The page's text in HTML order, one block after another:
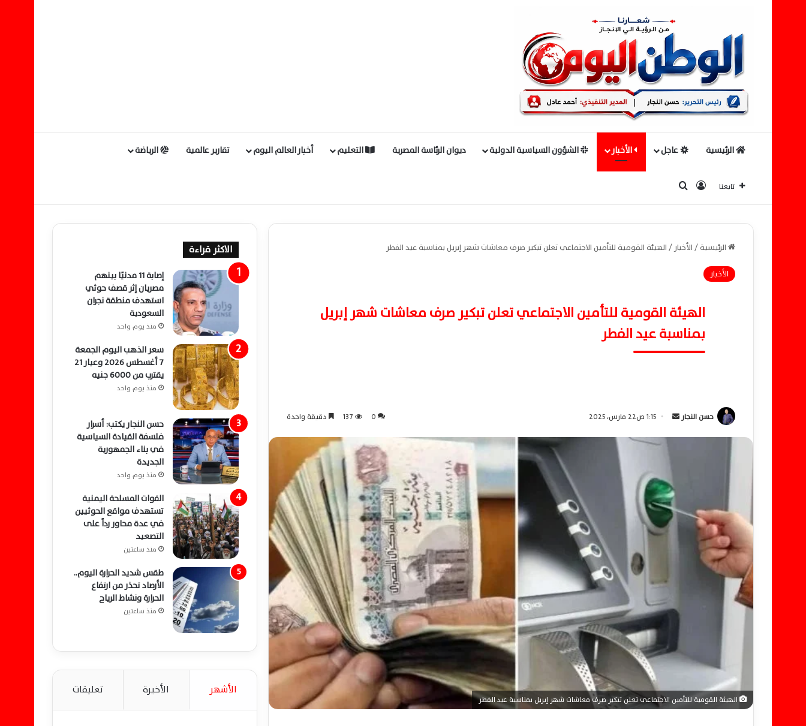
الرئيسية عاجل الأخبار الشؤون السياسية الدولية ديوان الرئاسة المصرية التعليم أخبار العالم اليوم تقارير عالمية الرياضة
تابعنا تسجيل الدخول
الرئيسية/الأخبار /الهيئة القومية للتأمين الاجتماعي تعلن تبكير صرف معاشات شهر إبريل بمناسبة عيد الفطر
الأخبار
الهيئة القومية للتأمين الاجتماعي تعلن تبكير صرف معاشات شهر إبريل
بمناسبة عيد الفطر
حسن النجار
س
ر
ي
د
ا
1:15 ص22 مارس، 2025 0
137 دقيقة واحدة
الهيئة القومية للتأمين الاجتماعي تعلن تبكير صرف معاشات شهر إبريل بمناسبة عيد الفطر
الاكثر قراءة
إصابة 11 مدنيًا بينهم
مصريان إثر قصف حوثي
استهدف منطقة نجران
السعودية
منذ يوم واحد
سعر الذهب اليوم الجمعة
7 أغسطس 2026 وعيار 21
يقترب من 6000 جنيه
منذ يوم واحد
حسن النجار يكتب: أسرار
فلسفة القيادة السياسية
في بناء الجمهورية
الجديدة
منذ يوم واحد
القوات المسلحة اليمنية
تستهدف مواقع الحوثيين
في عدة محاور رداً على
التصعيد
منذ ساعتين
طقس شديد الحرارة اليوم..
الأرصاد تحذر من ارتفاع
الحرارة ونشاط الرياح
منذ ساعتين
الأشهر الأخيرة تعليقات